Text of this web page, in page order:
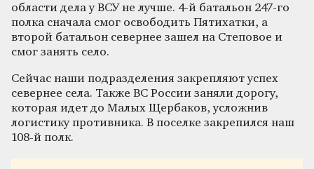
области дела у ВСУ не лучше. 4-й батальон 247-го
полка сначала смог освободить Пятихатки, а
второй батальон севернее зашел на Степовое и
смог занять село.
Сейчас наши подразделения закрепляют успех
севернее села. Также ВС России заняли дорогу,
которая идет до Малых Щербаков, усложнив
логистику противника. В поселке закрепился наш
108-й полк.